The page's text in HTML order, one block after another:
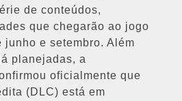
de conteúdos,
que chegarão ao jogo
junho e setembro. Além
planejadas, a
oficialmente que
(DLC) está em